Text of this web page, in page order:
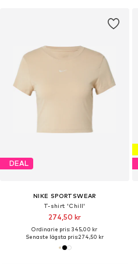
DEAL
NIKE SPORTSWEAR
T-shirt 'Chill'
274,50 kr
Ordinarie pris: 345,00 kr
Senaste lägsta pris:274,50 kr